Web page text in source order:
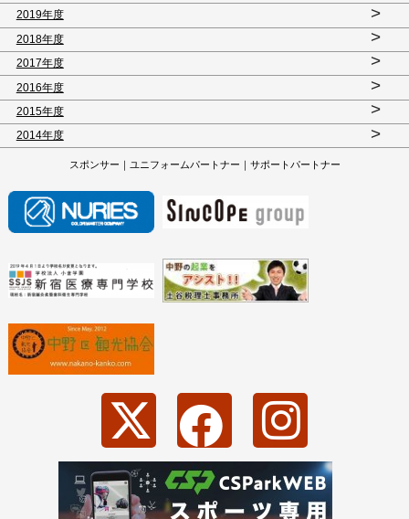
2019年度 >
2018年度 >
2017年度 >
2016年度 >
2015年度 >
2014年度 >
スポンサー｜ユニフォームパートナー｜サポートパートナー